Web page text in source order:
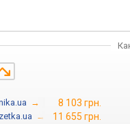
→ 8 103 грн.
→
11 655 грн.